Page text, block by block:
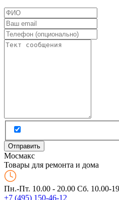
Мосмакс
Товары для ремонта и дома
Пн.-Пт. 10.00 - 20.00 Сб. 10.00-
+7 (495) 150-46-12